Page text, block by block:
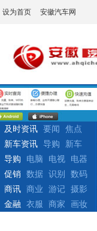
设为首页 安徽汽车网
及时资讯 要闻
焦点
新车资讯
导购 新车
导购
电脑 电视
电器
促销
数据 识别 数码
商讯
商业 游记
摄影
金融
衣服 商家 画妆